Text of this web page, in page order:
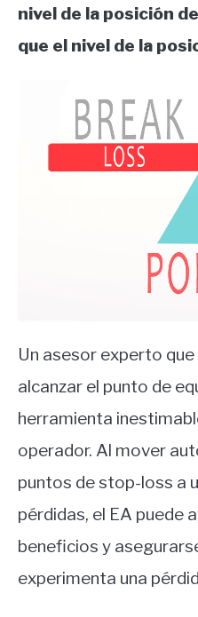
nivel de la posición
que el nivel de la
Un asesor experto
alcanzar el punto de
herramienta
operador. Al mover
puntos de stop-loss a
pérdidas, el EA puede
beneficios y
experimenta una